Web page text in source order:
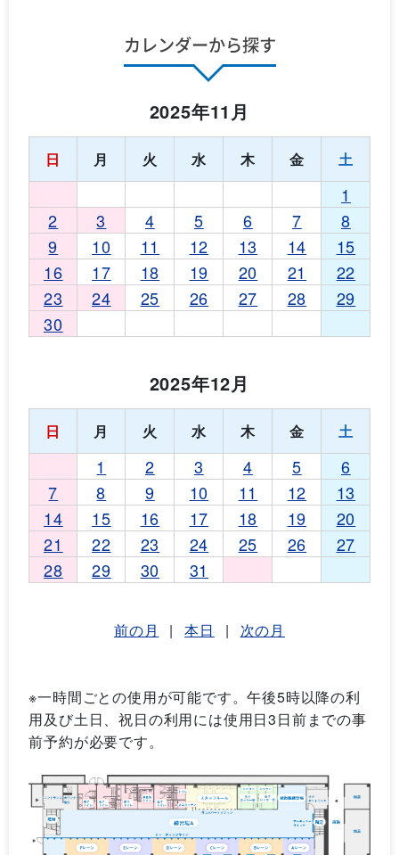
カレンダーから探す
2025年11月
日 月 火 水 木 金 土
1
2
3 4 5 6 7
8
9
10 11 12 13 14
15
16
17 18 19 20 21
22
23
24 25 26 27 28
29
30
2025年12月
日 月 火 水 木 金 土
1 2 3 4 5
6
7
8 9 10 11 12
13
14
15 16 17 18 19
20
21
22 23 24 25 26
27
28
29 30 31
前の月 | 本日 | 次の月
※一時間ごとの使用が可能です。午後5時以降の利
用及び土日、祝日の利用には使用日3日前までの事
前予約が必要です。